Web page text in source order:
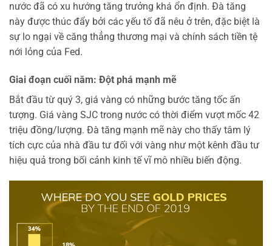
nước đã có xu hướng tăng trưởng khá ổn định. Đà tăng
này được thúc đẩy bởi các yếu tố đã nêu ở trên, đặc biệt là
sự lo ngại về căng thẳng thương mại và chính sách tiền tệ
nới lỏng của Fed.
Giai đoạn cuối năm: Đột phá mạnh mẽ
Bắt đầu từ quý 3, giá vàng có những bước tăng tốc ấn
tượng. Giá vàng SJC trong nước có thời điểm vượt mốc 42
triệu đồng/lượng. Đà tăng mạnh mẽ này cho thấy tâm lý
tích cực của nhà đầu tư đối với vàng như một kênh đầu tư
hiệu quả trong bối cảnh kinh tế vĩ mô nhiều biến động.